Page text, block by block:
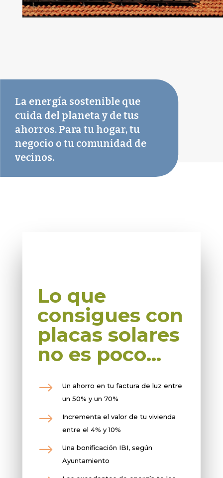
La energía sostenible que
cuida del planeta y de tus
ahorros. Para tu hogar, tu
negocio o tu comunidad de
vecinos.
Lo que
consigues con
placas solares
no es poco…
$
Un ahorro en tu factura de luz entre
un 50% y un 70%
$
Incrementa el valor de tu vivienda
entre el 4% y 10%
$
Una bonificación IBI, según
Ayuntamiento